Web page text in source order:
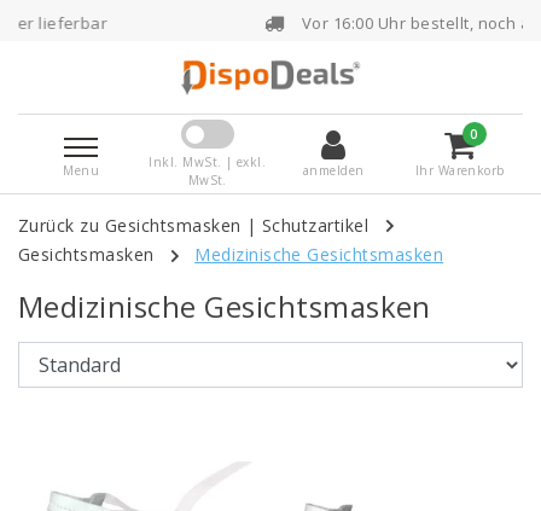
Vor 16:00 Uhr bestellt, noch am selben Tag
Menu
Inkl. MwSt. | exkl.
MwSt.
anmelden
0
Ihr Warenkorb
Zurück zu Gesichtsmasken | Schutzartikel
Gesichtsmasken
Medizinische Gesichtsmasken
Medizinische Gesichtsmasken